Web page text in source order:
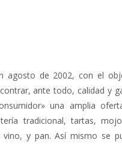
agosto de 2002, con el
ante todo, calidad y
una amplia
tradicional, tartas,
y pan. Así mismo se